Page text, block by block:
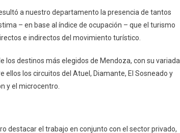
a nuestro departamento la presencia de tantos
– en base al índice de ocupación – que el turismo
e indirectos del movimiento turístico.
los destinos más elegidos de Mendoza, con su variada
los circuitos del Atuel, Diamante, El Sosneado y
y el microcentro.
destacar el trabajo en conjunto con el sector privado,